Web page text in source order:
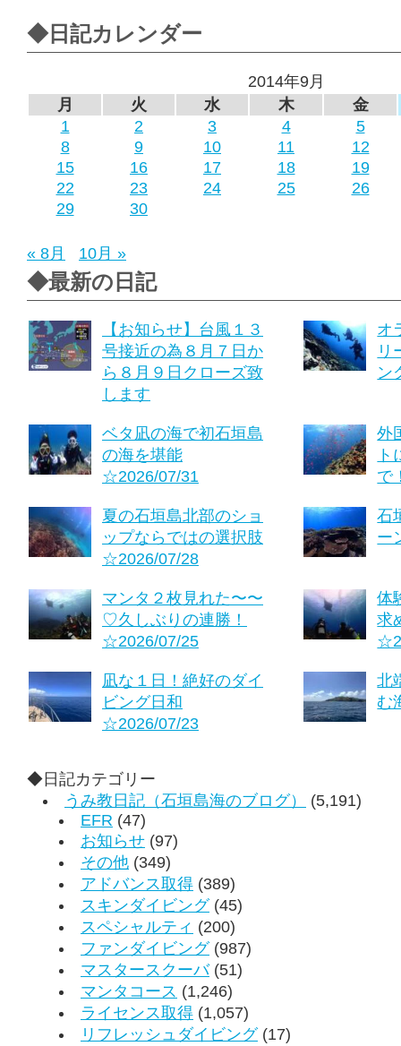
◆日記カレンダー
2014年9月
月
火 水 木
金
1
2 3 4
5
8
9 10 11
12
15
16 17 18
19
22
23 24 25
26
29
30
« 8月 10月 »
◆最新の日記
【お知らせ】台風１３
号接近の為８月７日か
ら８月９日クローズ致
します
オ
リ
ン
ベタ凪の海で初石垣島
の海を堪能
☆2026/07/31
外
で
夏の石垣島北部のショ
ップならではの選択肢
☆2026/07/28
石
ー
マンタ２枚見れた〜〜
♡久しぶりの連勝！
☆2026/07/25
体
求
凪な１日！絶好のダイ
ビング日和
☆2026/07/23
北
む
◆日記カテゴリー
うみ教日記（石垣島海のブログ）
(5,191)
EFR (47)
お知らせ (97)
その他 (349)
アドバンス取得 (389)
スキンダイビング(45)
スペシャルティ (200)
ファンダイビング(987)
マスタースクーバ(51)
マンタコース (1,246)
ライセンス取得 (1,057)
リフレッシュダイビング(17)